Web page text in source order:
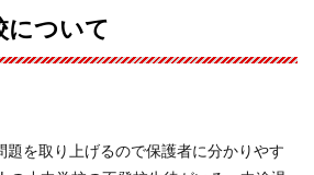
について
を取り上げるので保護者に分かりやす